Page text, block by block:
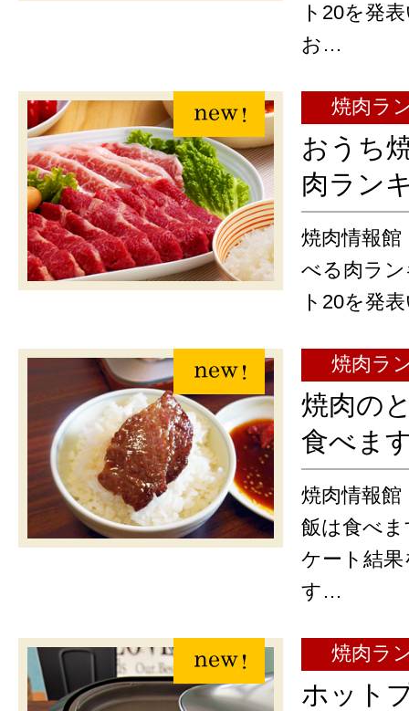
ト20を発
お…
焼肉ラ
おうち
肉ラン
焼肉情報
べる肉ラ
ト20を発
焼肉ラ
焼肉の
食べま
焼肉情報
飯は食べ
ケート結
す…
焼肉ラ
ホット